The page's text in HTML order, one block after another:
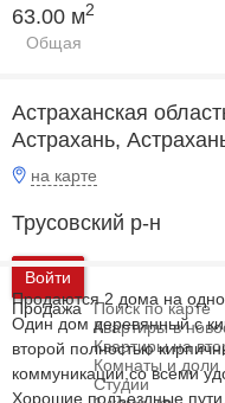
Войти
Продажа
Поиск по карте
Квартиры в
Квартиры на
Комнаты и доли
Студии
63.00 м2
Общая
Астраханская
Астрахань,
на карте
Трусовский р-н
Продаются 2 дома на
Один дом деревянный с
второй полностью
коммуникации,со всеми
Хорошие подъездные пути.